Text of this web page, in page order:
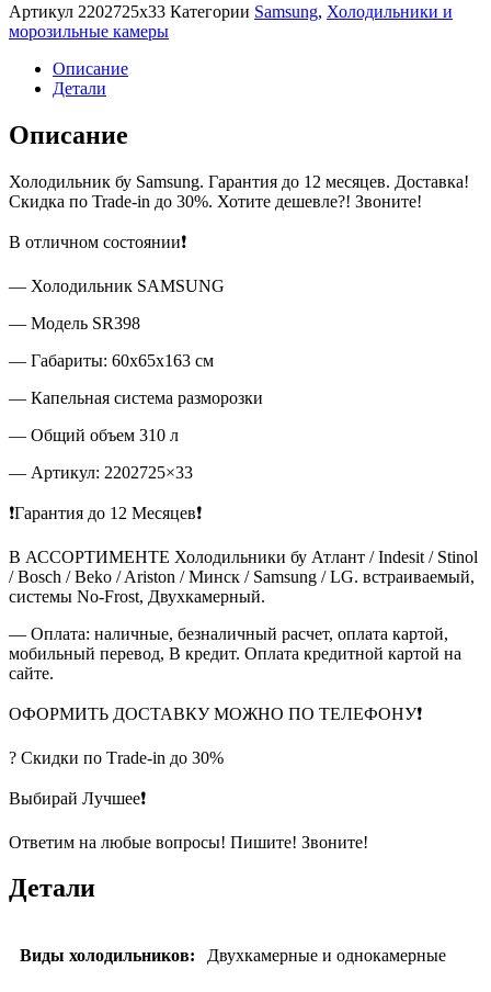
Артикул 2202725x33 Категории Samsung, Холодильники и
морозильные камеры
Описание
Детали
Описание
Холодильник бу Samsung. Гарантия до 12 месяцев. Доставка!
Скидка по Trade-in до 30%. Хотите дешевле?! Звоните!
В отличном состоянии❗
— Холодильник SAMSUNG
— Модель SR398
— Габариты: 60x65x163 см
— Капельная система разморозки
— Общий объем 310 л
— Артикул: 2202725×33
❗Гарантия до 12 Месяцев❗
В АССОРТИМЕНТЕ Холодильники бу Атлант / Indesit / Stinol
/ Bosch / Beko / Ariston / Минск / Samsung / LG. встраиваемый,
системы No-Frost, Двухкамерный.
— Оплата: наличные, безналичный расчет, оплата картой,
мобильный перевод, В кредит. Оплата кредитной картой на
сайте.
ОФОРМИТЬ ДОСТАВКУ МОЖНО ПО ТЕЛЕФОНУ❗
? Скидки по Тrade-in до 30%
Выбирай Лучшее❗
Ответим на любые вопросы! Пишите! Звоните!
Детали
Виды холодильников: Двухкамерные и однокамерные